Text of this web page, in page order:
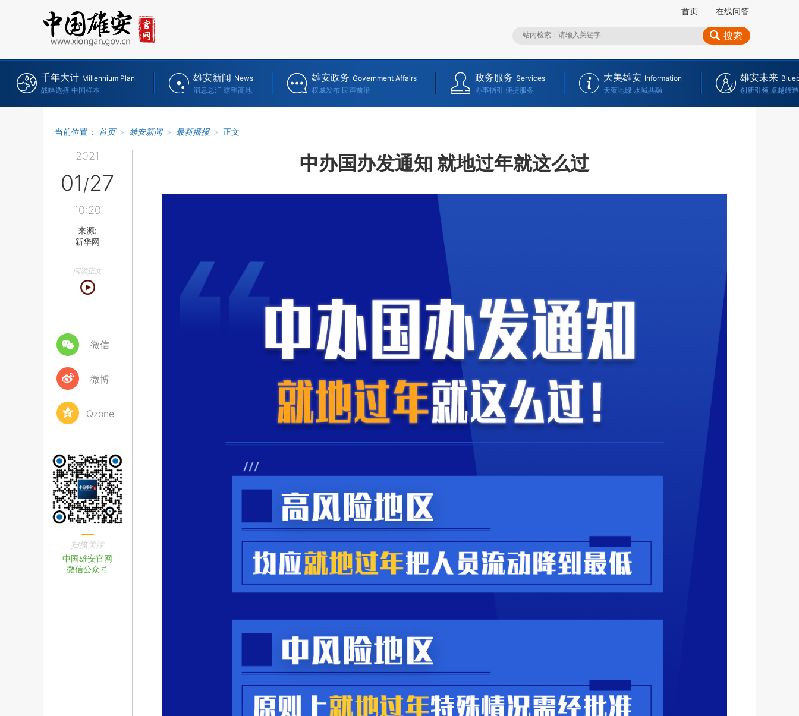
首页 在线问答
搜索
千年大计 Millennium Plan
战略选择 中国样本
雄安新闻 News
消息总汇 瞭望高地
雄安政务 Government Affairs
权威发布 民声前沿
政务服务 Services
办事指引 便捷服务
大美雄安 Information
天蓝地绿 水城共融
雄安未来
创新引领 卓越缔造
当前位置： 首页 > 雄安新闻 > 最新播报 > 正文
2021
01/27
10:20
来源:
新华网
阅读正文
微信
微博
Qzone
扫描关注
中国雄安官网
微信公众号
中办国办发通知 就地过年就这么过